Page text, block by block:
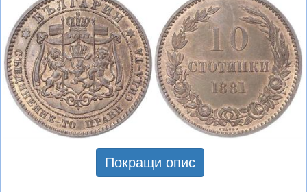
Покращи опис